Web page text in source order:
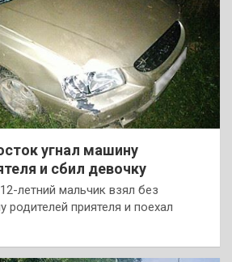
угнал машину
и сбил девочку
летний мальчик взял без
родителей приятеля и поехал